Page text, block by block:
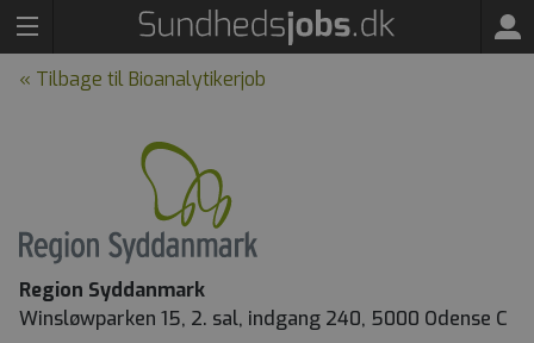
« Tilbage til Bioanalytikerjob
Region Syddanmark
Winsløwparken 15, 2. sal, indgang 240, 5000 Odense C